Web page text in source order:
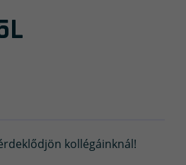
kollégáinknál!